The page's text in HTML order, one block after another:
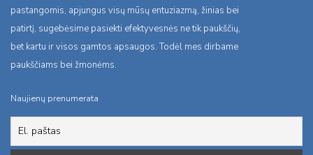
pastangomis, apjungus visų mūsų entuziazmą, žinias bei
patirtį, sugebėsime pasiekti efektyvesnės ne tik paukščių,
bet kartu ir visos gamtos apsaugos. Todėl mes dirbame
paukščiams bei žmonėms.
Naujienų prenumerata